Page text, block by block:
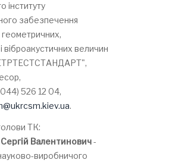
інституту
забезпечення
віброакустичних величин
526 12 04,
.
ТК:
Валентинович-
виробничого